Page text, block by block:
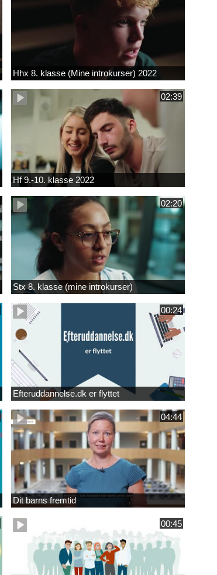
Hhx 8. klasse (Mine introkurser) 2022
02:39
Hf 9.-10. klasse 2022
02:20
Stx 8. klasse (mine introkurser)
00:24
Efteruddannelse.dk er flyttet
04:44
Dit barns fremtid
00:45